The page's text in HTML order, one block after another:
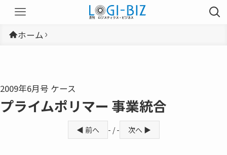
ホーム
2009年6月号 ケース
プライムポリマー 事業統合
◀ 前へ - / - 次へ ▶